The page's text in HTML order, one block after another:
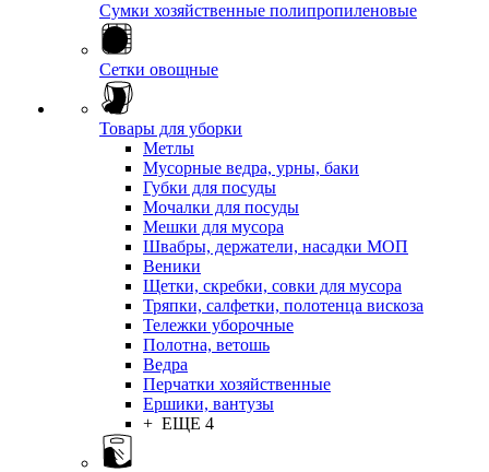
Сумки хозяйственные полипропиленовые
Сетки овощные
Товары для уборки
Метлы
Мусорные ведра, урны, баки
Губки для посуды
Мочалки для посуды
Мешки для мусора
Швабры, держатели, насадки МОП
Веники
Щетки, скребки, совки для мусора
Тряпки, салфетки, полотенца вискоза
Тележки уборочные
Полотна, ветошь
Ведра
Перчатки хозяйственные
Ершики, вантузы
+ ЕЩЕ 4